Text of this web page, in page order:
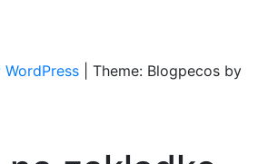
Theme: Blogpecos by